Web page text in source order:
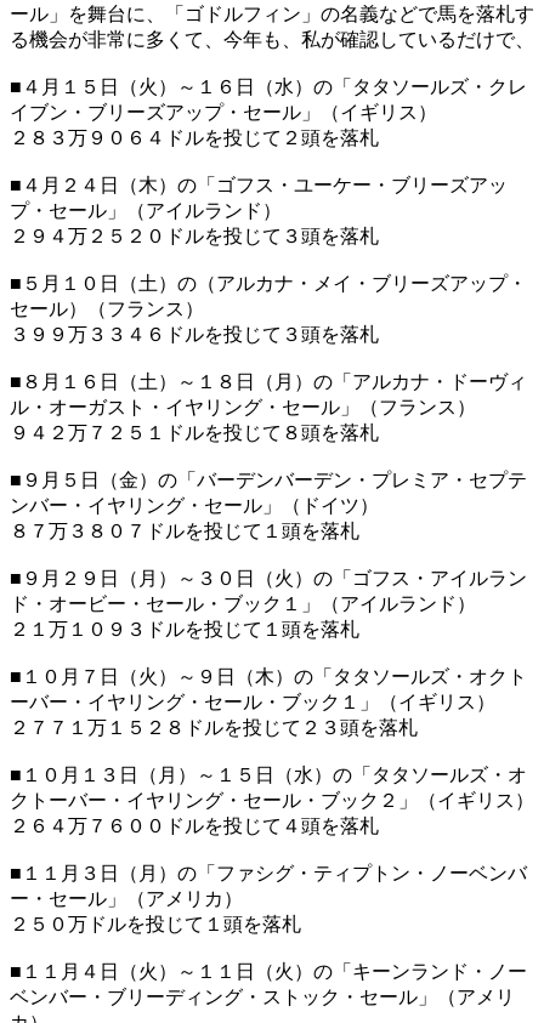
ール」を舞台に、「ゴドルフィン」の名義などで馬を落札す
る機会が非常に多くて、今年も、私が確認しているだけで、
■４月１５日（火）～１６日（水）の「タタソールズ・クレ
イブン・ブリーズアップ・セール」（イギリス）
２８３万９０６４ドルを投じて２頭を落札
■４月２４日（木）の「ゴフス・ユーケー・ブリーズアッ
プ・セール」（アイルランド）
２９４万２５２０ドルを投じて３頭を落札
■５月１０日（土）の（アルカナ・メイ・ブリーズアップ・
セール）（フランス）
３９９万３３４６ドルを投じて３頭を落札
■８月１６日（土）～１８日（月）の「アルカナ・ドーヴィ
ル・オーガスト・イヤリング・セール」（フランス）
９４２万７２５１ドルを投じて８頭を落札
■９月５日（金）の「バーデンバーデン・プレミア・セプテ
ンバー・イヤリング・セール」（ドイツ）
８７万３８０７ドルを投じて１頭を落札
■９月２９日（月）～３０日（火）の「ゴフス・アイルラン
ド・オービー・セール・ブック１」（アイルランド）
２１万１０９３ドルを投じて１頭を落札
■１０月７日（火）～９日（木）の「タタソールズ・オクト
ーバー・イヤリング・セール・ブック１」（イギリス）
２７７１万１５２８ドルを投じて２３頭を落札
■１０月１３日（月）～１５日（水）の「タタソールズ・オ
クトーバー・イヤリング・セール・ブック２」（イギリス）
２６４万７６００ドルを投じて４頭を落札
■１１月３日（月）の「ファシグ・ティプトン・ノーベンバ
ー・セール」（アメリカ）
２５０万ドルを投じて１頭を落札
■１１月４日（火）～１１日（火）の「キーンランド・ノー
ベンバー・ブリーディング・ストック・セール」（アメリ